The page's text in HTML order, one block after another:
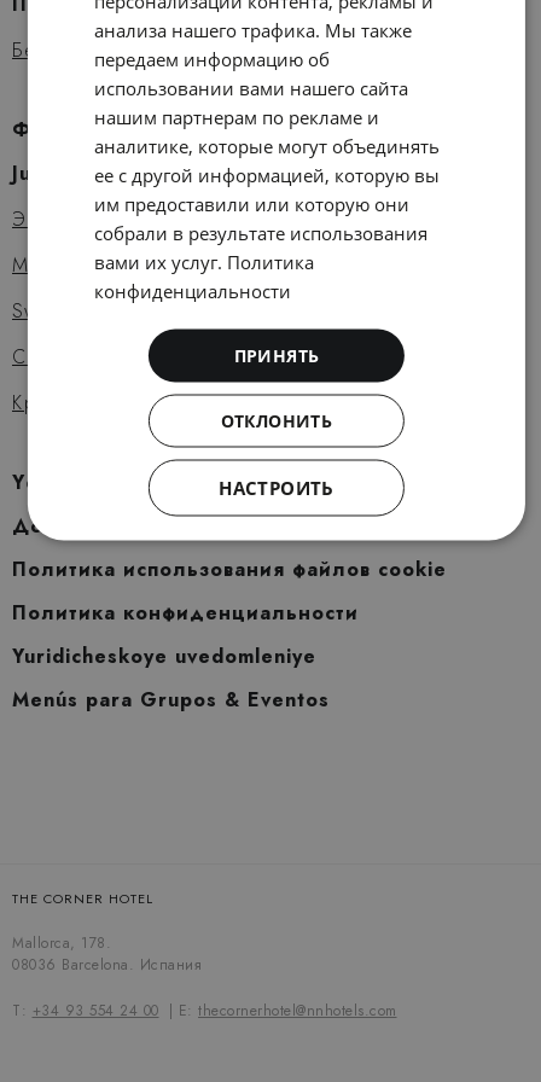
Бесплатная Oтмена
Фото и видео
Just around The Corner
Эшампле
Mercat del Ninot
Sweet BCN
Cócteles BCN
Крафтовое пиво
Yстойчивое развитие
Добро пожаловать
Политика использования файлов cookie
Политика конфиденциальности
Yuridicheskoye uvedomleniye
Menús para Grupos & Eventos
THE CORNER HOTEL
Mallorca, 178.
08036 Barcelona. Испания
T: +34 93 554 24 00 E: thecornerhotel@nnhotels.com
анализа нашего трафика. Мы также
передаем информацию об
использовании вами нашего сайта
нашим партнерам по рекламе и
аналитике, которые могут объединять
ее с другой информацией, которую вы
им предоставили или которую они
собрали в результате использования
вами их услуг. Политика
конфиденциальности
ПРИНЯТЬ
ОТКЛОНИТЬ
НАСТРОИТЬ